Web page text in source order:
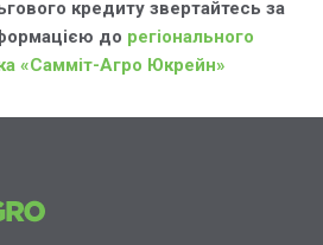
кредиту звертайтесь за
до регіонального
«Самміт-Агро Юкрейн»